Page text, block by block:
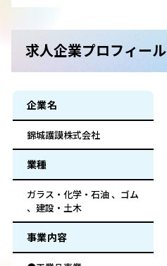
求人企業プロフィール
企業名
錦城護謨株式会社
業種
ガラス・化学・石油 、ゴム
、建設・土木
事業内容